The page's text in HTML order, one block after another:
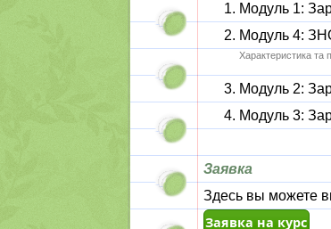
Модуль 1:
Модуль 4:
Характеристика та
Модуль 2:
Модуль 3:
Заявка
Здесь вы можете